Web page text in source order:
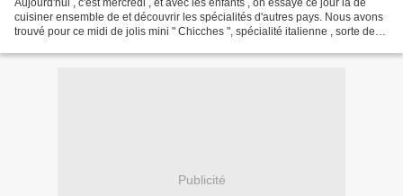
Aujourd'hui , c'est mercredi , et avec les enfants , on essaye ce jour là de
cuisiner ensemble de et découvrir les spécialités d'autres pays. Nous avons
trouvé pour ce midi de jolis mini " Chicches ", spécialité italienne , sorte de
Publicité